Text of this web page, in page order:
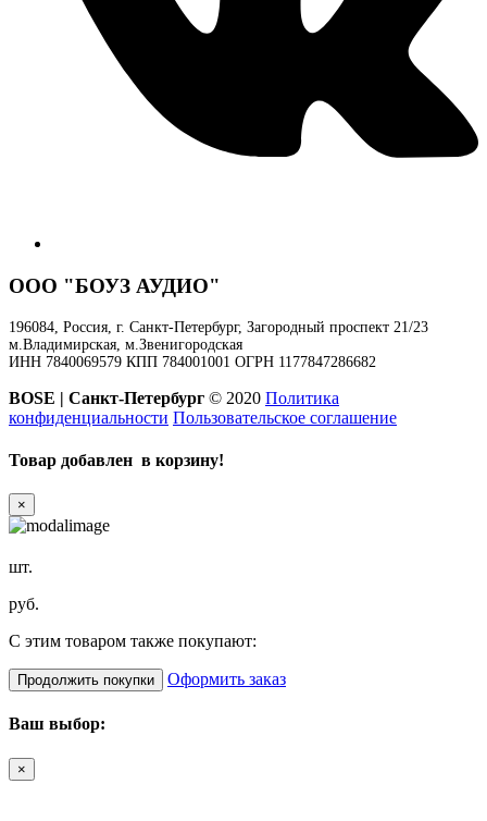
ООО "БОУЗ АУДИО"
196084, Россия, г. Санкт-Петербург, Загородный проспект 21/23
м.Владимирская, м.Звенигородская
ИНН 7840069579 КПП 784001001 ОГРН 1177847286682
BOSE | Санкт-Петербург © 2020 Политика
конфиденциальности Пользовательское соглашение
Товар добавлен в корзину!
×
шт.
руб.
С этим товаром также покупают:
Продолжить покупки Оформить заказ
Ваш выбор:
×